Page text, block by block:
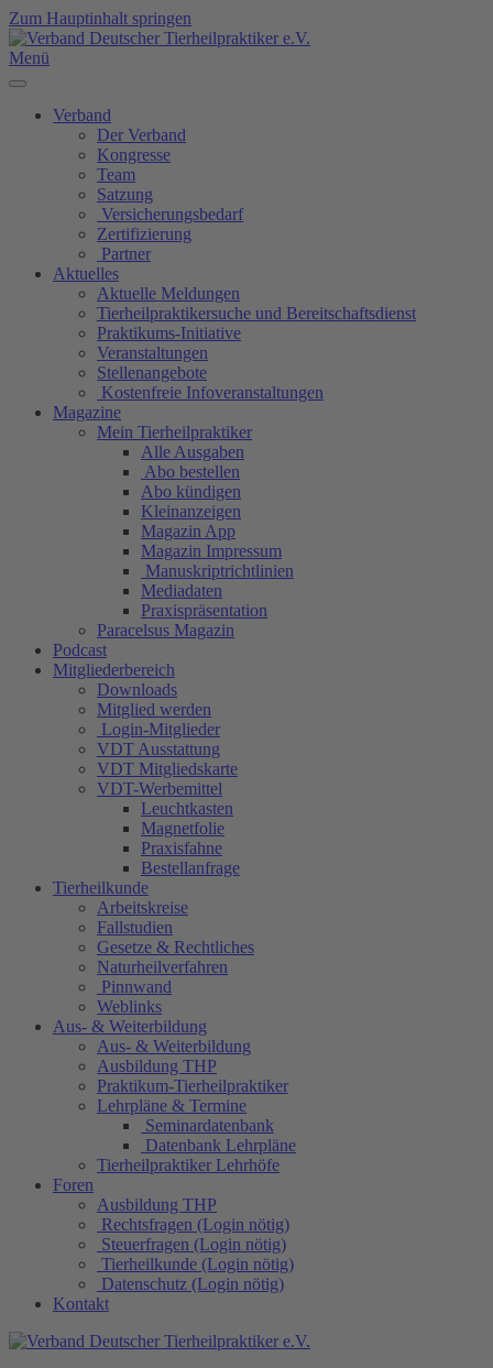
Zum Hauptinhalt springen
Menü
Verband
Der Verband
Kongresse
Team
Satzung
Versicherungsbedarf
Zertifizierung
Partner
Aktuelles
Aktuelle Meldungen
Tierheilpraktikersuche und Bereitschaftsdienst
Praktikums-Initiative
Veranstaltungen
Stellenangebote
Kostenfreie Infoveranstaltungen
Magazine
Mein Tierheilpraktiker
Alle Ausgaben
Abo bestellen
Abo kündigen
Kleinanzeigen
Magazin App
Magazin Impressum
Manuskriptrichtlinien
Mediadaten
Praxispräsentation
Paracelsus Magazin
Podcast
Mitgliederbereich
Downloads
Mitglied werden
Login-Mitglieder
VDT Ausstattung
VDT Mitgliedskarte
VDT-Werbemittel
Leuchtkasten
Magnetfolie
Praxisfahne
Bestellanfrage
Tierheilkunde
Arbeitskreise
Fallstudien
Gesetze & Rechtliches
Naturheilverfahren
Pinnwand
Weblinks
Aus- & Weiterbildung
Aus- & Weiterbildung
Ausbildung THP
Praktikum-Tierheilpraktiker
Lehrpläne & Termine
Seminardatenbank
Datenbank Lehrpläne
Tierheilpraktiker Lehrhöfe
Foren
Ausbildung THP
Rechtsfragen (Login nötig)
Steuerfragen (Login nötig)
Tierheilkunde (Login nötig)
Datenschutz (Login nötig)
Kontakt